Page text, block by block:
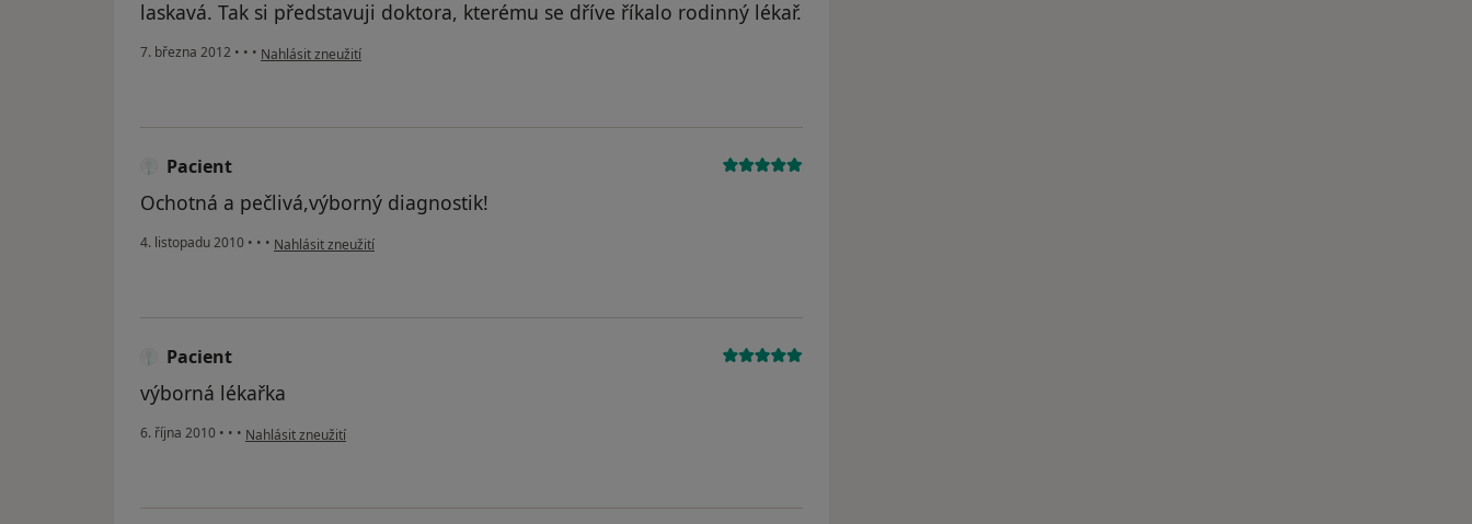
laskavá. Tak si představuji doktora, kterému se dříve říkalo rodinný lékař.
7. března 2012 • • • podle názoru uživatele Váš účet byl odstraněn
Nahlásit zneužití
Pacient
Ochotná a pečlivá,výborný diagnostik!
4. listopadu 2010 • • • podle názoru uživatele Pacient
Nahlásit zneužití
Pacient
výborná lékařka
6. října 2010 • • • podle názoru uživatele Pacient
Nahlásit zneužití